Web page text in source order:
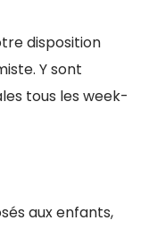
disposition
Y sont
tous les week-
aux enfants,